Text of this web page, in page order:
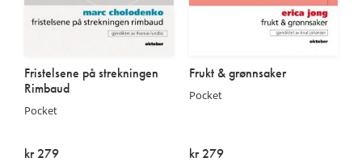
Fristelsene på strekningen
Rimbaud
Pocket
kr 279
Frukt & grønnsaker
Pocket
kr 279